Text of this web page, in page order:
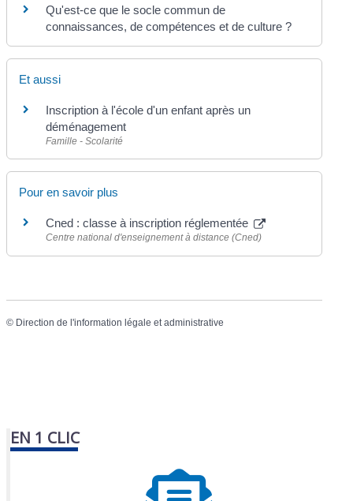
Qu'est-ce que le socle commun de
connaissances, de compétences et de culture ?
Et aussi
Inscription à l'école d'un enfant après un
déménagement
Famille - Scolarité
Pour en savoir plus
Cned : classe à inscription réglementée
Centre national d'enseignement à distance (Cned)
© Direction de l'information légale et administrative
EN 1 CLIC